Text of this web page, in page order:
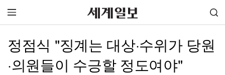
정점식 "징계는 대상·수위가 당원
·의원들이 수긍할 정도여야"